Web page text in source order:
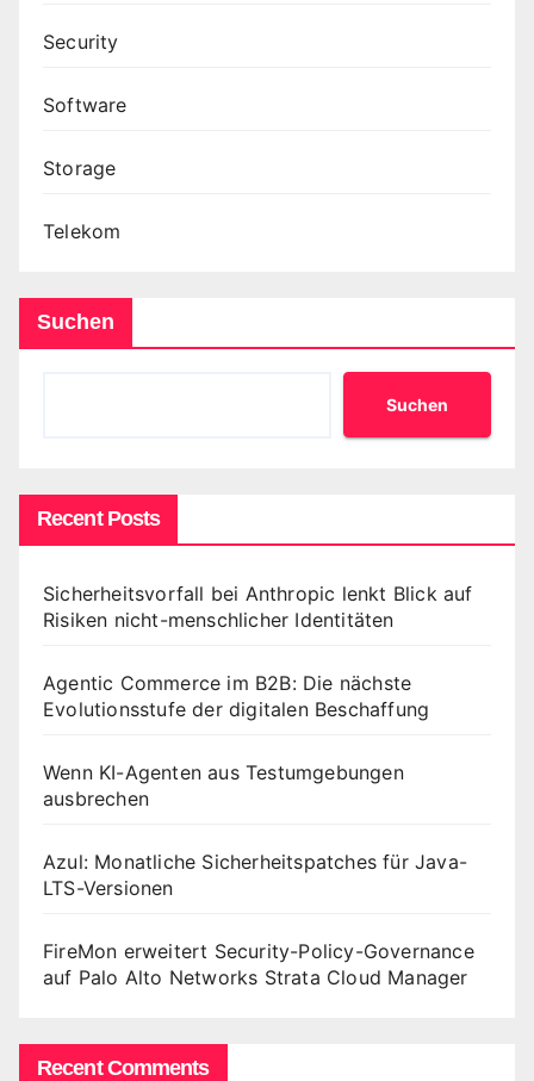
Security
Software
Storage
Telekom
Suchen
Suchen
Recent Posts
Sicherheitsvorfall bei Anthropic lenkt Blick auf
Risiken nicht-menschlicher Identitäten
Agentic Commerce im B2B: Die nächste
Evolutionsstufe der digitalen Beschaffung
Wenn KI-Agenten aus Testumgebungen
ausbrechen
Azul: Monatliche Sicherheitspatches für Java-
LTS-Versionen
FireMon erweitert Security-Policy-Governance
auf Palo Alto Networks Strata Cloud Manager
Recent Comments